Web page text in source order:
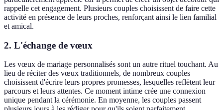
rappelle cet engagement. Plusieurs couples choisissent de faire cette
activité en présence de leurs proches, renforçant ainsi le lien familial
et amical.
2. L'échange de vœux
Les vœux de mariage personnalisés sont un autre rituel touchant. Au
lieu de réciter des vœux traditionnels, de nombreux couples
choisissent d'écrire leurs propres promesses, lesquelles reflètent leur
parcours et leurs attentes. Ce moment intime crée une connexion
unique pendant la cérémonie. En moyenne, les couples passent